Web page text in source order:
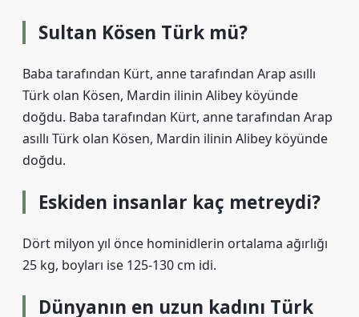
Sultan Kösen Türk mü?
Baba tarafından Kürt, anne tarafından Arap asıllı
Türk olan Kösen, Mardin ilinin Alibey köyünde
doğdu. Baba tarafından Kürt, anne tarafından Arap
asıllı Türk olan Kösen, Mardin ilinin Alibey köyünde
doğdu.
Eskiden insanlar kaç metreydi?
Dört milyon yıl önce hominidlerin ortalama ağırlığı
25 kg, boyları ise 125-130 cm idi.
Dünyanın en uzun kadını Türk